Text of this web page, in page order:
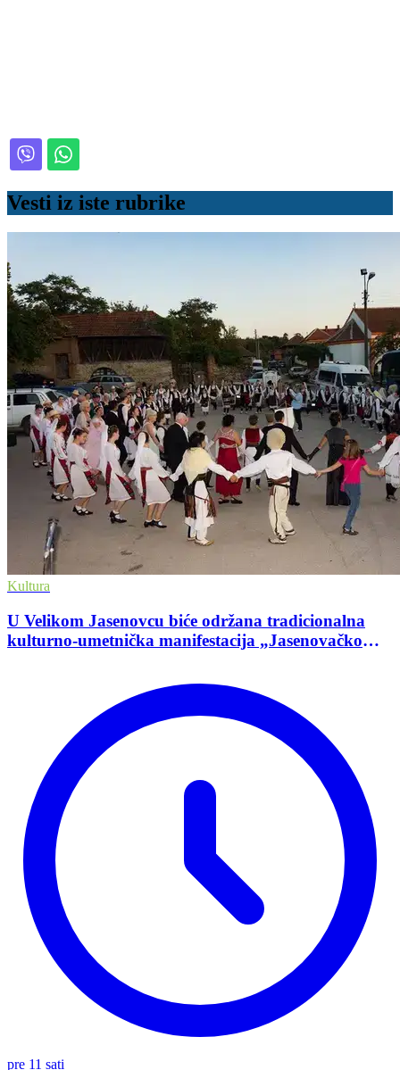
Vesti iz iste rubrike
Kultura
U Velikom Jasenovcu biće održana tradicionalna
kulturno-umetnička manifestacija „Jasenovačko
pre 11 sati